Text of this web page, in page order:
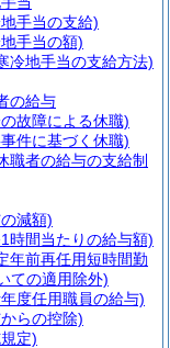
手当の支給)
手当の額)
冷地手当の支給方法)
の給与
故障による休職)
件に基づく休職)
職者の給与の支給制
減額)
時間当たりの給与額)
年前再任用短時間勤
ての適用除外)
度任用職員の給与)
らの控除)
定)